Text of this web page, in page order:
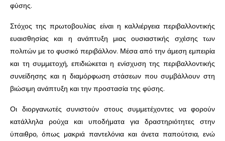
φύσης.
Στόχος της πρωτοβουλίας είναι η καλλιέργεια περιβαλλοντικής
ευαισθησίας και η ανάπτυξη μιας ουσιαστικής σχέσης των
πολιτών με το φυσικό περιβάλλον. Μέσα από την άμεση εμπειρία
και τη συμμετοχή, επιδιώκεται η ενίσχυση της περιβαλλοντικής
συνείδησης και η διαμόρφωση στάσεων που συμβάλλουν στη
βιώσιμη ανάπτυξη και την προστασία της φύσης.
Οι διοργανωτές συνιστούν στους συμμετέχοντες να φορούν
κατάλληλα ρούχα και υποδήματα για δραστηριότητες στην
ύπαιθρο, όπως μακριά παντελόνια και άνετα παπούτσια, ενώ